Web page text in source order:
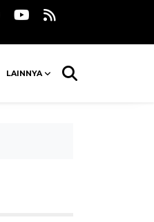
LAINNYA